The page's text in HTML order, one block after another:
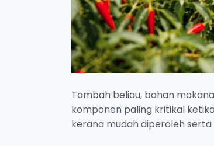
Tambah beliau, bahan
komponen paling kritikal
kerana mudah diperoleh